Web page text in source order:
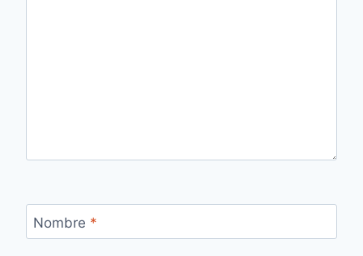
Nombre *